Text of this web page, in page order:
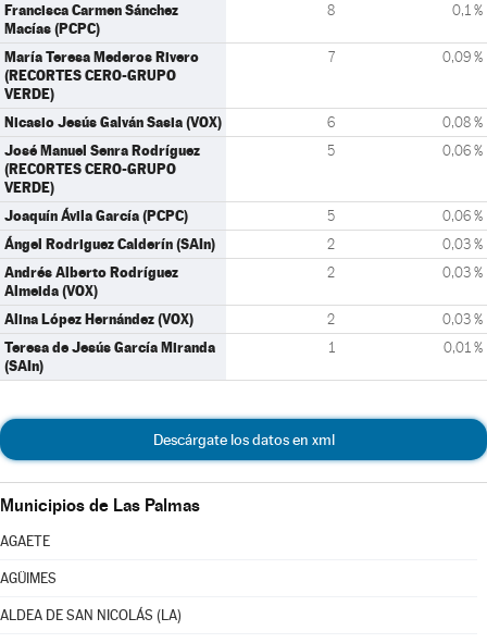
Francisca Carmen Sánchez
Macías (PCPC)
8 0,1 %
María Teresa Mederos Rivero
(RECORTES CERO-GRUPO
VERDE)
7 0,09 %
Nicasio Jesús Galván Sasia (VOX) 6 0,08 %
José Manuel Senra Rodríguez
(RECORTES CERO-GRUPO
VERDE)
5 0,06 %
Joaquín Ávila García (PCPC) 5 0,06 %
Ángel Rodriguez Calderín (SAIn) 2 0,03 %
Andrés Alberto Rodríguez
Almeida (VOX)
2 0,03 %
Alina López Hernández (VOX) 2 0,03 %
Teresa de Jesús García Miranda
(SAIn)
1 0,01 %
Descárgate los datos en xml
Municipios de Las Palmas
AGAETE
AGÜIMES
ALDEA DE SAN NICOLÁS (LA)